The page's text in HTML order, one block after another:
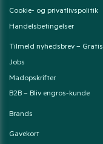
Cookie- og privatlivspolitik
Handelsbetingelser
Tilmeld nyhedsbrev –
Jobs
Madopskrifter
B2B – Bliv engros-kunde
Brands
Gavekort